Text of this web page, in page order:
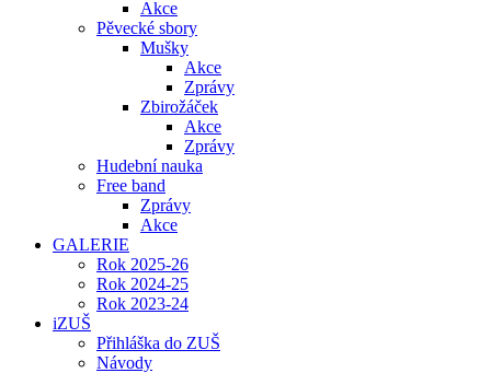
Akce
Pěvecké sbory
Mušky
Akce
Zprávy
Zbirožáček
Akce
Zprávy
Hudební nauka
Free band
Zprávy
Akce
GALERIE
Rok 2025-26
Rok 2024-25
Rok 2023-24
iZUŠ
Přihláška do ZUŠ
Návody